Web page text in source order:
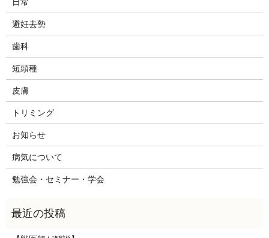
避妊去勢
歯科
短頭種
皮膚
トリミング
お知らせ
病気について
勉強会・セミナー・学会